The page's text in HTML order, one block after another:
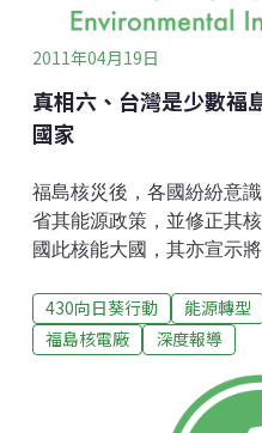
2011年04月19日
真相六、台灣是少數福
國家
福島核災後，各國紛紛意
省其能源政策，並修正其
國此核能大國，其亦宣示
此亟欲推展核電的國家，
未完成安全規劃前，暫停
號，但僅是將本來核二核
的審查，美化成提前進行
430向日葵行動 能源轉型
福島核電廠
深度報導